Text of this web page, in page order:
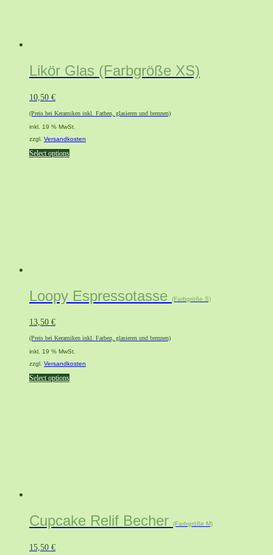
Likör Glas (Farbgröße XS)
10,50 €
(Preis bei Keramiken inkl. Farben, glasieren und brennen)
inkl. 19 % MwSt.
zzgl. Versandkosten
Select options
Loopy Espressotasse (Farbgröße S)
13,50 €
(Preis bei Keramiken inkl. Farben, glasieren und brennen)
inkl. 19 % MwSt.
zzgl. Versandkosten
Select options
Cupcake Relif Becher (Farbgröße M)
15,50 €